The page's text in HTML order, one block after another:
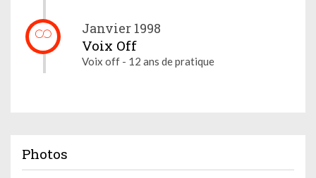
Janvier 1998
Voix Off
Voix off - 12 ans de pratique
Photos